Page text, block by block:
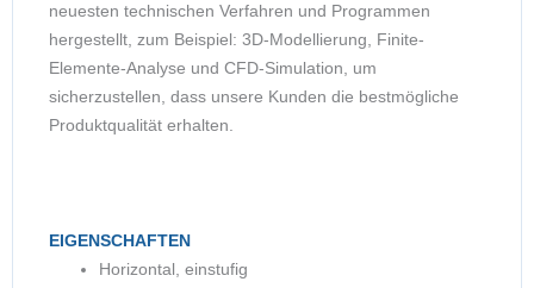
neuesten technischen Verfahren und Programmen
hergestellt, zum Beispiel: 3D-Modellierung, Finite-
Elemente-Analyse und CFD-Simulation, um
sicherzustellen, dass unsere Kunden die bestmögliche
Produktqualität erhalten.
EIGENSCHAFTEN
Horizontal, einstufig